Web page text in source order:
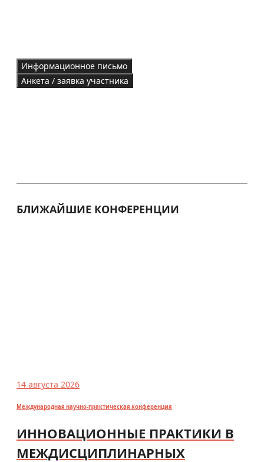
Информационное письмо
Анкета / заявка участника
БЛИЖАЙШИЕ КОНФЕРЕНЦИИ
14 августа 2026
Международная научно-практическая конференция
ИННОВАЦИОННЫЕ ПРАКТИКИ В
МЕЖДИСЦИПЛИНАРНЫХ